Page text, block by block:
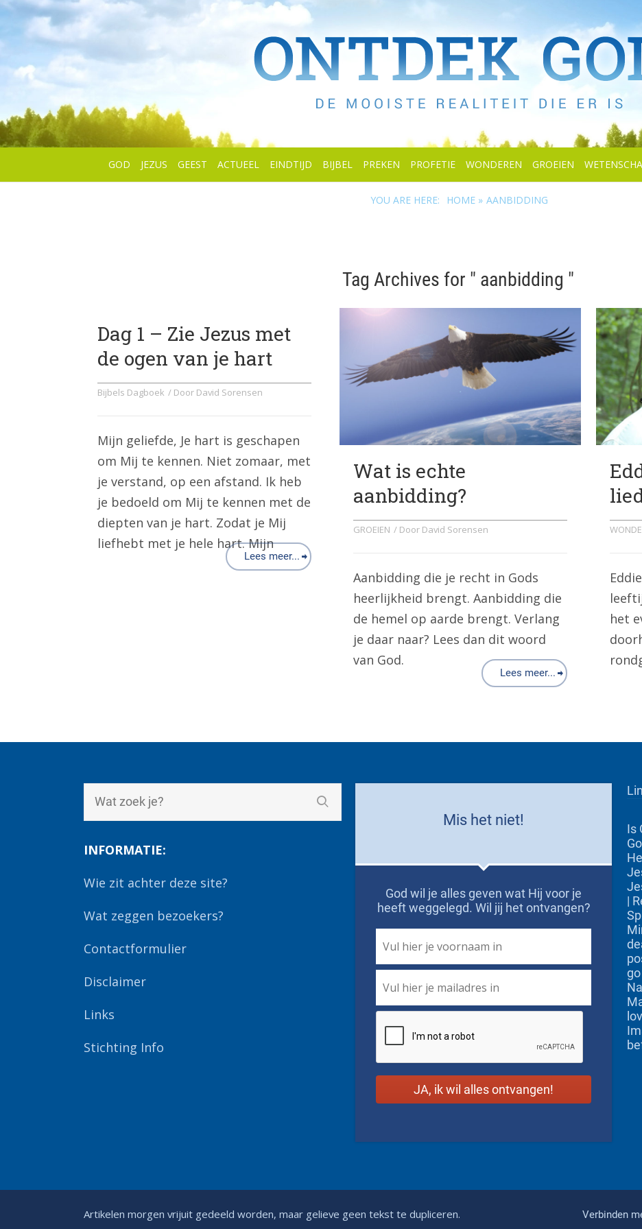
GOD JEZUS GEEST ACTUEEL EINDTIJD BIJBEL PREKEN PROFETIE WONDEREN GROEIEN
YOU ARE HERE: HOME » AANBIDDING
Tag Archives for " aanbidding "
Dag 1 – Zie Jezus met
de ogen van je hart
Bijbels Dagboek / Door David Sorensen
Mijn geliefde, Je hart is geschapen
om Mij te kennen. Niet zomaar, met
je verstand, op een afstand. Ik heb
je bedoeld om Mij te kennen met de
diepten van je hart. Zodat je Mij
liefhebt met je hele hart. Mijn
Lees meer...
Wat is echte
aanbidding?
GROEIEN / Door David Sorensen
Aanbidding die je recht in Gods
heerlijkheid brengt. Aanbidding die
de hemel op aarde brengt. Verlang
je daar naar? Lees dan dit woord
van God.
Lees meer...
het
INFORMATIE:
Wie zit achter deze site?
Wat zeggen bezoekers?
Contactformulier
Disclaimer
Links
Stichting Info
Mis het niet!
God wil je alles geven wat Hij voor je
heeft weggelegd. Wil jij het ontvangen?
Name *
Is
|
Artikelen morgen vrijuit gedeeld worden, maar gelieve geen tekst te dupliceren. Verbinden